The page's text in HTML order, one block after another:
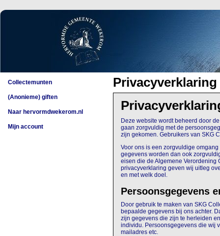
Privacyverklaring
Deze website wordt beheerd door
gaan zorgvuldig met de
zijn gekomen. Gebruikers van SKG
Voor ons is een zorgvuldige
gegevens worden dan ook
eisen die de Algemene Verordening
privacyverklaring geven wij uitleg
en met welk doel.
Persoonsgegevens
Door gebruik te maken van SKG
bepaalde gegevens bij ons achter.
zijn gegevens die zijn te herleiden
individu. Persoonsgegevens die wij
mailadres etc.
Collectemunten
(Anonieme) giften
Naar hervormdwekerom.nl
Mijn account